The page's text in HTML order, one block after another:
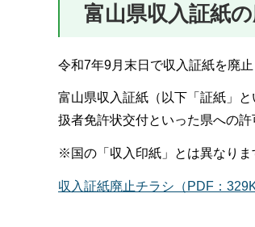
富山県収入証紙
令和7年9月末日で収入証紙を廃止
富山県収入証紙（以下「証紙」
扱者免許状交付といった県への
※国の「収入印紙」とは異なりま
収入証紙廃止チラシ（PDF：